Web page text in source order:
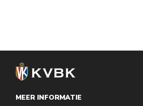
MEER INFORMATIE